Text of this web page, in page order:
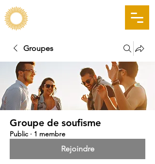
Groupes
Groupe de soufisme
Public · 1 membre
Rejoindre